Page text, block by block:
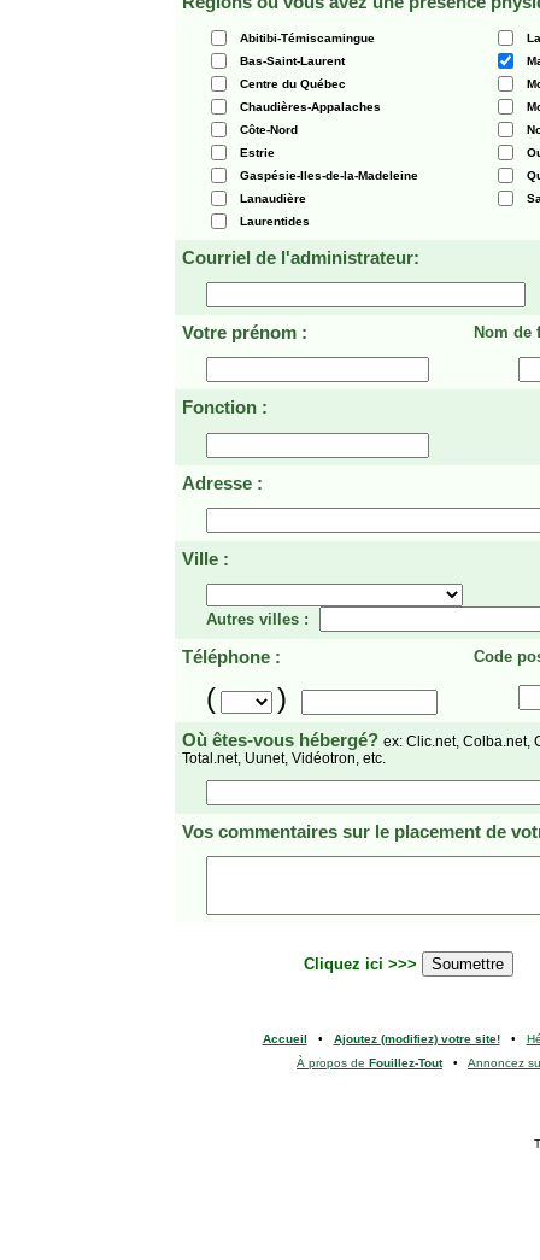
Abitibi-Témiscamingue
Bas-Saint-Laurent
Centre du Québec
Chaudières-Appalaches
Côte-Nord
Estrie
Gaspésie-Iles-de-la-Madeleine
Lanaudière
Laurentides
Courriel de l'administrateur:
Votre prénom : Nom de
Fonction :
Adresse :
Ville :
Autres villes :
Téléphone : Code
( )
Où êtes-vous hébergé? ex: Clic.net, Colba.net,
Total.net, Uunet, Vidéotron, etc.
Vos commentaires sur le placement de
Cliquez ici >>>
Accueil • Ajoutez (modifiez) votre site!•
À propos de Fouillez-Tout• Annoncez